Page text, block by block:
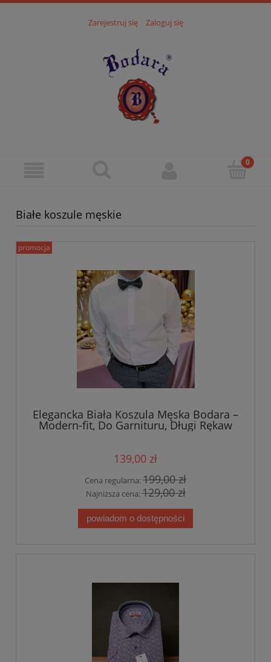
Zarejestruj się Zaloguj się
Białe koszule męskie
Elegancka Biała Koszula Męska Bodara –
Modern-fit, Do Garnituru, Długi Rękaw
139,00 zł
Cena regularna:199,00 zł
Najniższa cena:129,00 zł
powiadom o dostępności
promocja